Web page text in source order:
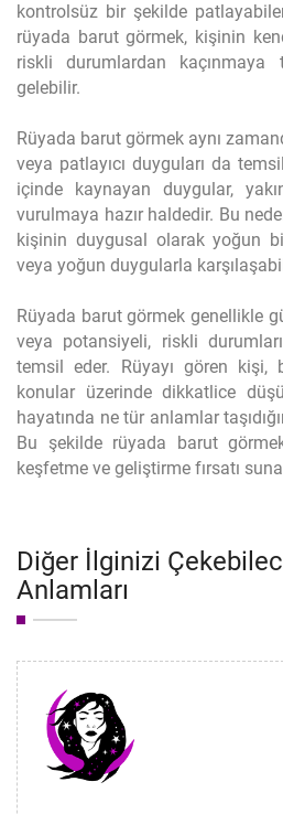
kontrolsüz bir şekilde
rüyada barut görmek, kişinin
riskli durumlardan kaçınmaya
gelebilir.
Rüyada barut görmek aynı
veya patlayıcı duyguları da
içinde kaynayan duygular,
vurulmaya hazır haldedir. Bu
kişinin duygusal olarak yoğun
veya yoğun duygularla
Rüyada barut görmek genellikle
veya potansiyeli, riskli
temsil eder. Rüyayı gören kişi,
konular üzerinde dikkatlice
hayatında ne tür anlamlar
Bu şekilde rüyada barut
keşfetme ve geliştirme fırsatı
Diğer İlginizi
Anlamları